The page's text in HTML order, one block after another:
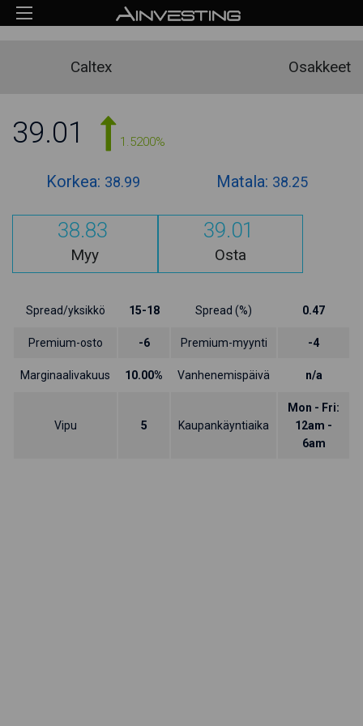
Caltex Osakkeet
39.01 1.5200%
Korkea: 38.99 Matala: 38.25
38.83
Myy
39.01
Osta
Spread/yksikkö 15-18 Spread (%) 0.47
Premium-osto -6 Premium-myynti -4
Marginaalivakuus 10.00% Vanhenemispäivä n/a
Vipu 5 Kaupankäyntiaika
Mon - Fri:
12am -
6am